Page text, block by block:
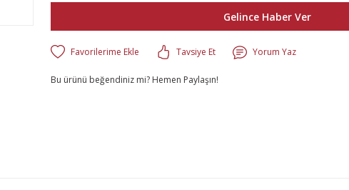
Gelince Haber Ver
Tavsiye Et Yorum Yaz
Bu ürünü beğendiniz mi? Hemen Paylaşın!